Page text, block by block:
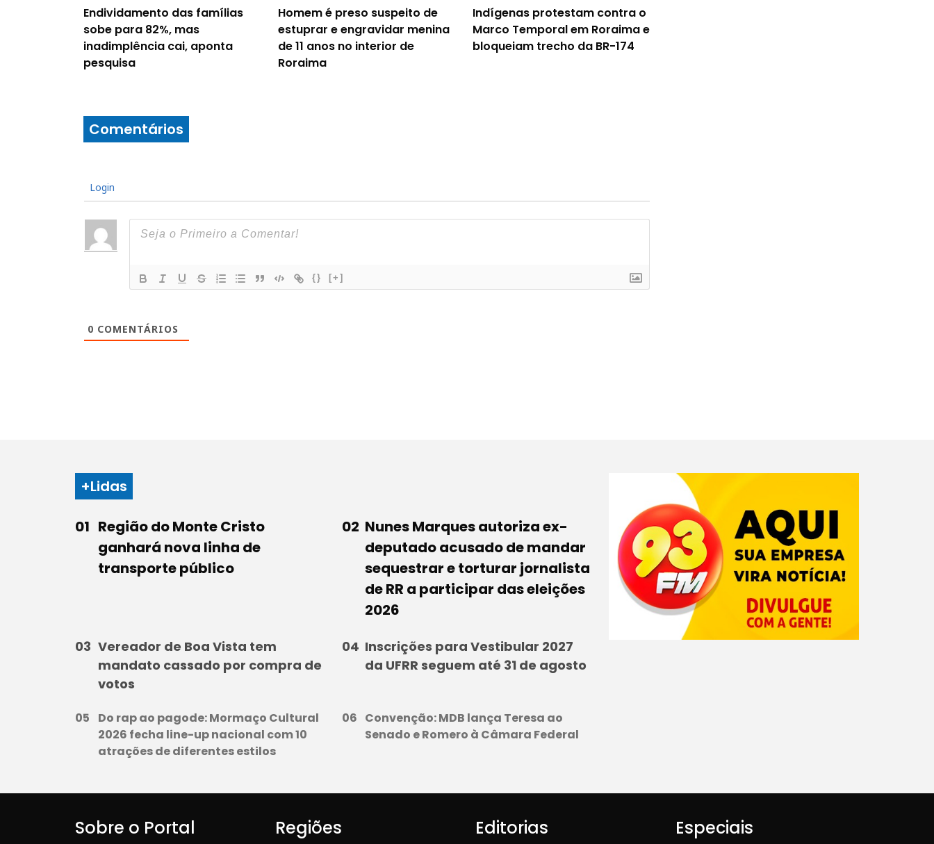
Endividamento das famílias
sobe para 82%, mas
inadimplência cai, aponta
pesquisa
Homem é preso suspeito de
estuprar e engravidar menina
de 11 anos no interior de
Roraima
Indígenas protestam contra o
Marco Temporal em Roraima e
bloqueiam trecho da BR-174
Comentários
Login
{} [+]
0 COMENTÁRIOS
+Lidas
Região do Monte Cristo
ganhará nova linha de
transporte público
Nunes Marques autoriza ex-
deputado acusado de mandar
sequestrar e torturar jornalista
de RR a participar das eleições
2026
Vereador de Boa Vista tem
mandato cassado por compra de
votos
Inscrições para Vestibular 2027
da UFRR seguem até 31 de agosto
Do rap ao pagode: Mormaço Cultural
2026 fecha line-up nacional com 10
atrações de diferentes estilos
Convenção: MDB lança Teresa ao
Senado e Romero à Câmara Federal
Sobre o Portal Regiões Editorias Especiais